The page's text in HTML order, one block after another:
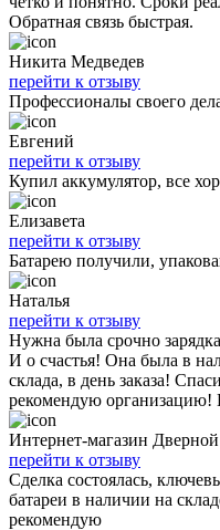
Обратная связь быстрая.
Никита Медведев
перейти к отзыву
Профессионалы своего
Евгений
перейти к отзыву
Купил аккумулятор, все
Елизавета
перейти к отзыву
Батарею получили,
Наталья
перейти к отзыву
Нужна была срочно
И о счастья! Она была в
склада, в день заказа!
рекомендую организацию!
Интернет-магазин
перейти к отзыву
Сделка состоялась,
батареи в наличии на
рекомендую